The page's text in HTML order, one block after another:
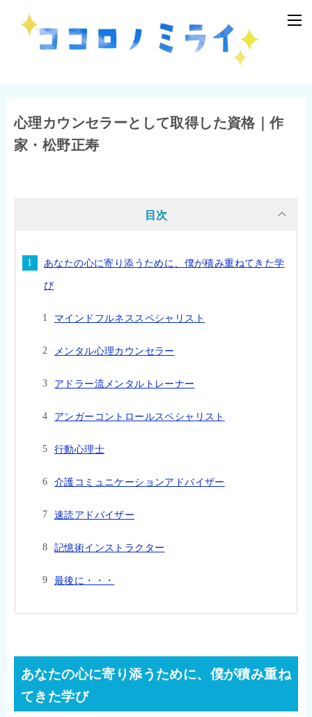
心理カウンセラーとして取得した資格｜作
家・松野正寿
目次
あなたの心に寄り添うために、僕が積み重ねてきた学
び
マインドフルネススペシャリスト
メンタル心理カウンセラー
アドラー流メンタルトレーナー
アンガーコントロールスペシャリスト
行動心理士
介護コミュニケーションアドバイザー
速読アドバイザー
記憶術インストラクター
最後に・・・
あなたの心に寄り添うために、僕が積み重ね
てきた学び